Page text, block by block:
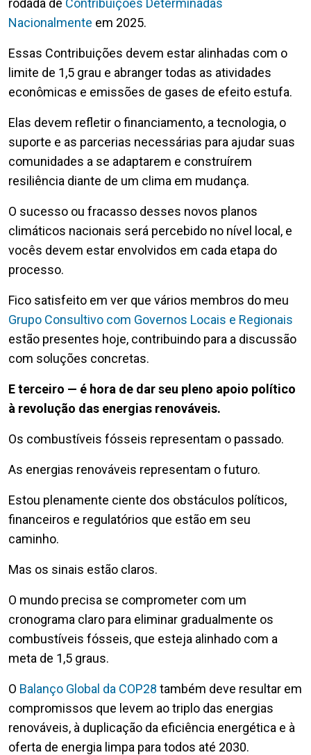
rodada de Contribuições Determinadas
Nacionalmente em 2025.
Essas Contribuições devem estar alinhadas com o
limite de 1,5 grau e abranger todas as atividades
econômicas e emissões de gases de efeito estufa.
Elas devem refletir o financiamento, a tecnologia, o
suporte e as parcerias necessárias para ajudar suas
comunidades a se adaptarem e construírem
resiliência diante de um clima em mudança.
O sucesso ou fracasso desses novos planos
climáticos nacionais será percebido no nível local, e
vocês devem estar envolvidos em cada etapa do
processo.
Fico satisfeito em ver que vários membros do meu
Grupo Consultivo com Governos Locais e Regionais
estão presentes hoje, contribuindo para a discussão
com soluções concretas.
E terceiro — é hora de dar seu pleno apoio político
à revolução das energias renováveis.
Os combustíveis fósseis representam o passado.
As energias renováveis representam o futuro.
Estou plenamente ciente dos obstáculos políticos,
financeiros e regulatórios que estão em seu
caminho.
Mas os sinais estão claros.
O mundo precisa se comprometer com um
cronograma claro para eliminar gradualmente os
combustíveis fósseis, que esteja alinhado com a
meta de 1,5 graus.
O Balanço Global da COP28 também deve resultar em
compromissos que levem ao triplo das energias
renováveis, à duplicação da eficiência energética e à
oferta de energia limpa para todos até 2030.